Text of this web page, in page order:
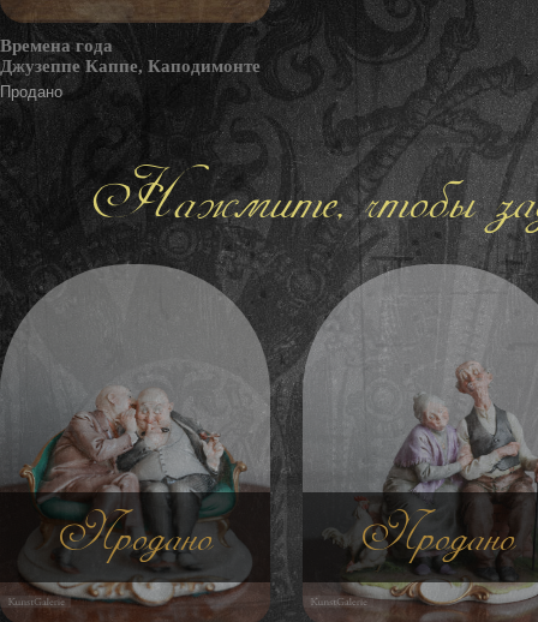
Времена года
Джузеппе Каппе, Каподимонте
Продано
Нажмите, чтобы
Продано Продано